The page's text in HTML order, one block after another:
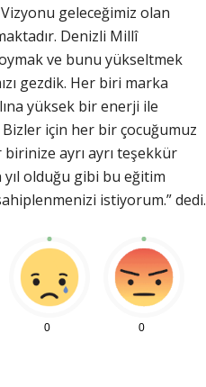
geleceğimiz olan
Denizli Millî
ve bunu yükseltmek
gezdik. Her biri marka
yüksek bir enerji ile
için her bir çocuğumuz
birinize ayrı ayrı teşekkür
olduğu gibi bu eğitim
istiyorum.” dedi.
0 0
20 Nisan)